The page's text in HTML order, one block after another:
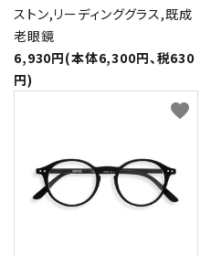
ストン,リーディンググラス,既成
老眼鏡
6,930円(本体6,300円、税630
円)
favorite